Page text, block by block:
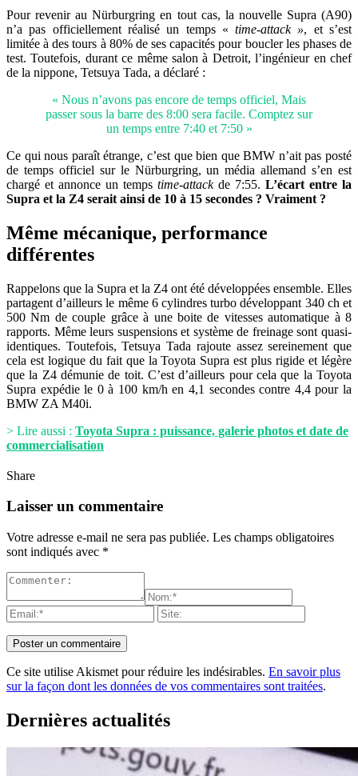
Pour revenir au Nürburgring en tout cas, la nouvelle Supra (A90)
n’a pas officiellement réalisé un temps «time-attack », et s’est
limitée à des tours à 80% de ses capacités pour boucler les phases de
test. Toutefois, durant ce même salon à Detroit, l’ingénieur en chef
de la nippone, Tetsuya Tada, a déclaré :
« Nous n’avons pas encore de temps officiel, Mais
passer sous la barre des 8:00 sera facile. Comptez sur
un temps entre 7:40 et 7:50 »
Ce qui nous paraît étrange, c’est que bien que BMW n’ait pas posté
de temps officiel sur le Nürburgring, un média allemand s’en est
chargé et annonce un temps time-attackde 7:55. L’écart entre la
Supra et la Z4 serait ainsi de 10 à 15 secondes ? Vraiment ?
Même mécanique, performance
différentes
Rappelons que la Supra et la Z4 ont été développées ensemble. Elles
partagent d’ailleurs le même 6 cylindres turbo développant 340 ch et
500 Nm de couple grâce à une boite de vitesses automatique à 8
rapports. Même leurs suspensions et système de freinage sont quasi-
identiques. Toutefois, Tetsuya Tada rajoute assez sereinement que
cela est logique du fait que la Toyota Supra est plus rigide et légère
que la Z4 démunie de toit. C’est d’ailleurs pour cela que la Toyota
Supra expédie le 0 à 100 km/h en 4,1 secondes contre 4,4 pour la
BMW ZA M40i.
> Lire aussi : Toyota Supra : puissance, galerie photos et date de
commercialisation
Share
Laisser un commentaire
Votre adresse e-mail ne sera pas publiée. Les champs obligatoires
sont indiqués avec *
Ce site utilise Akismet pour réduire les indésirables. En savoir plus
sur la façon dont les données de vos commentaires sont traitées.
Dernières actualités